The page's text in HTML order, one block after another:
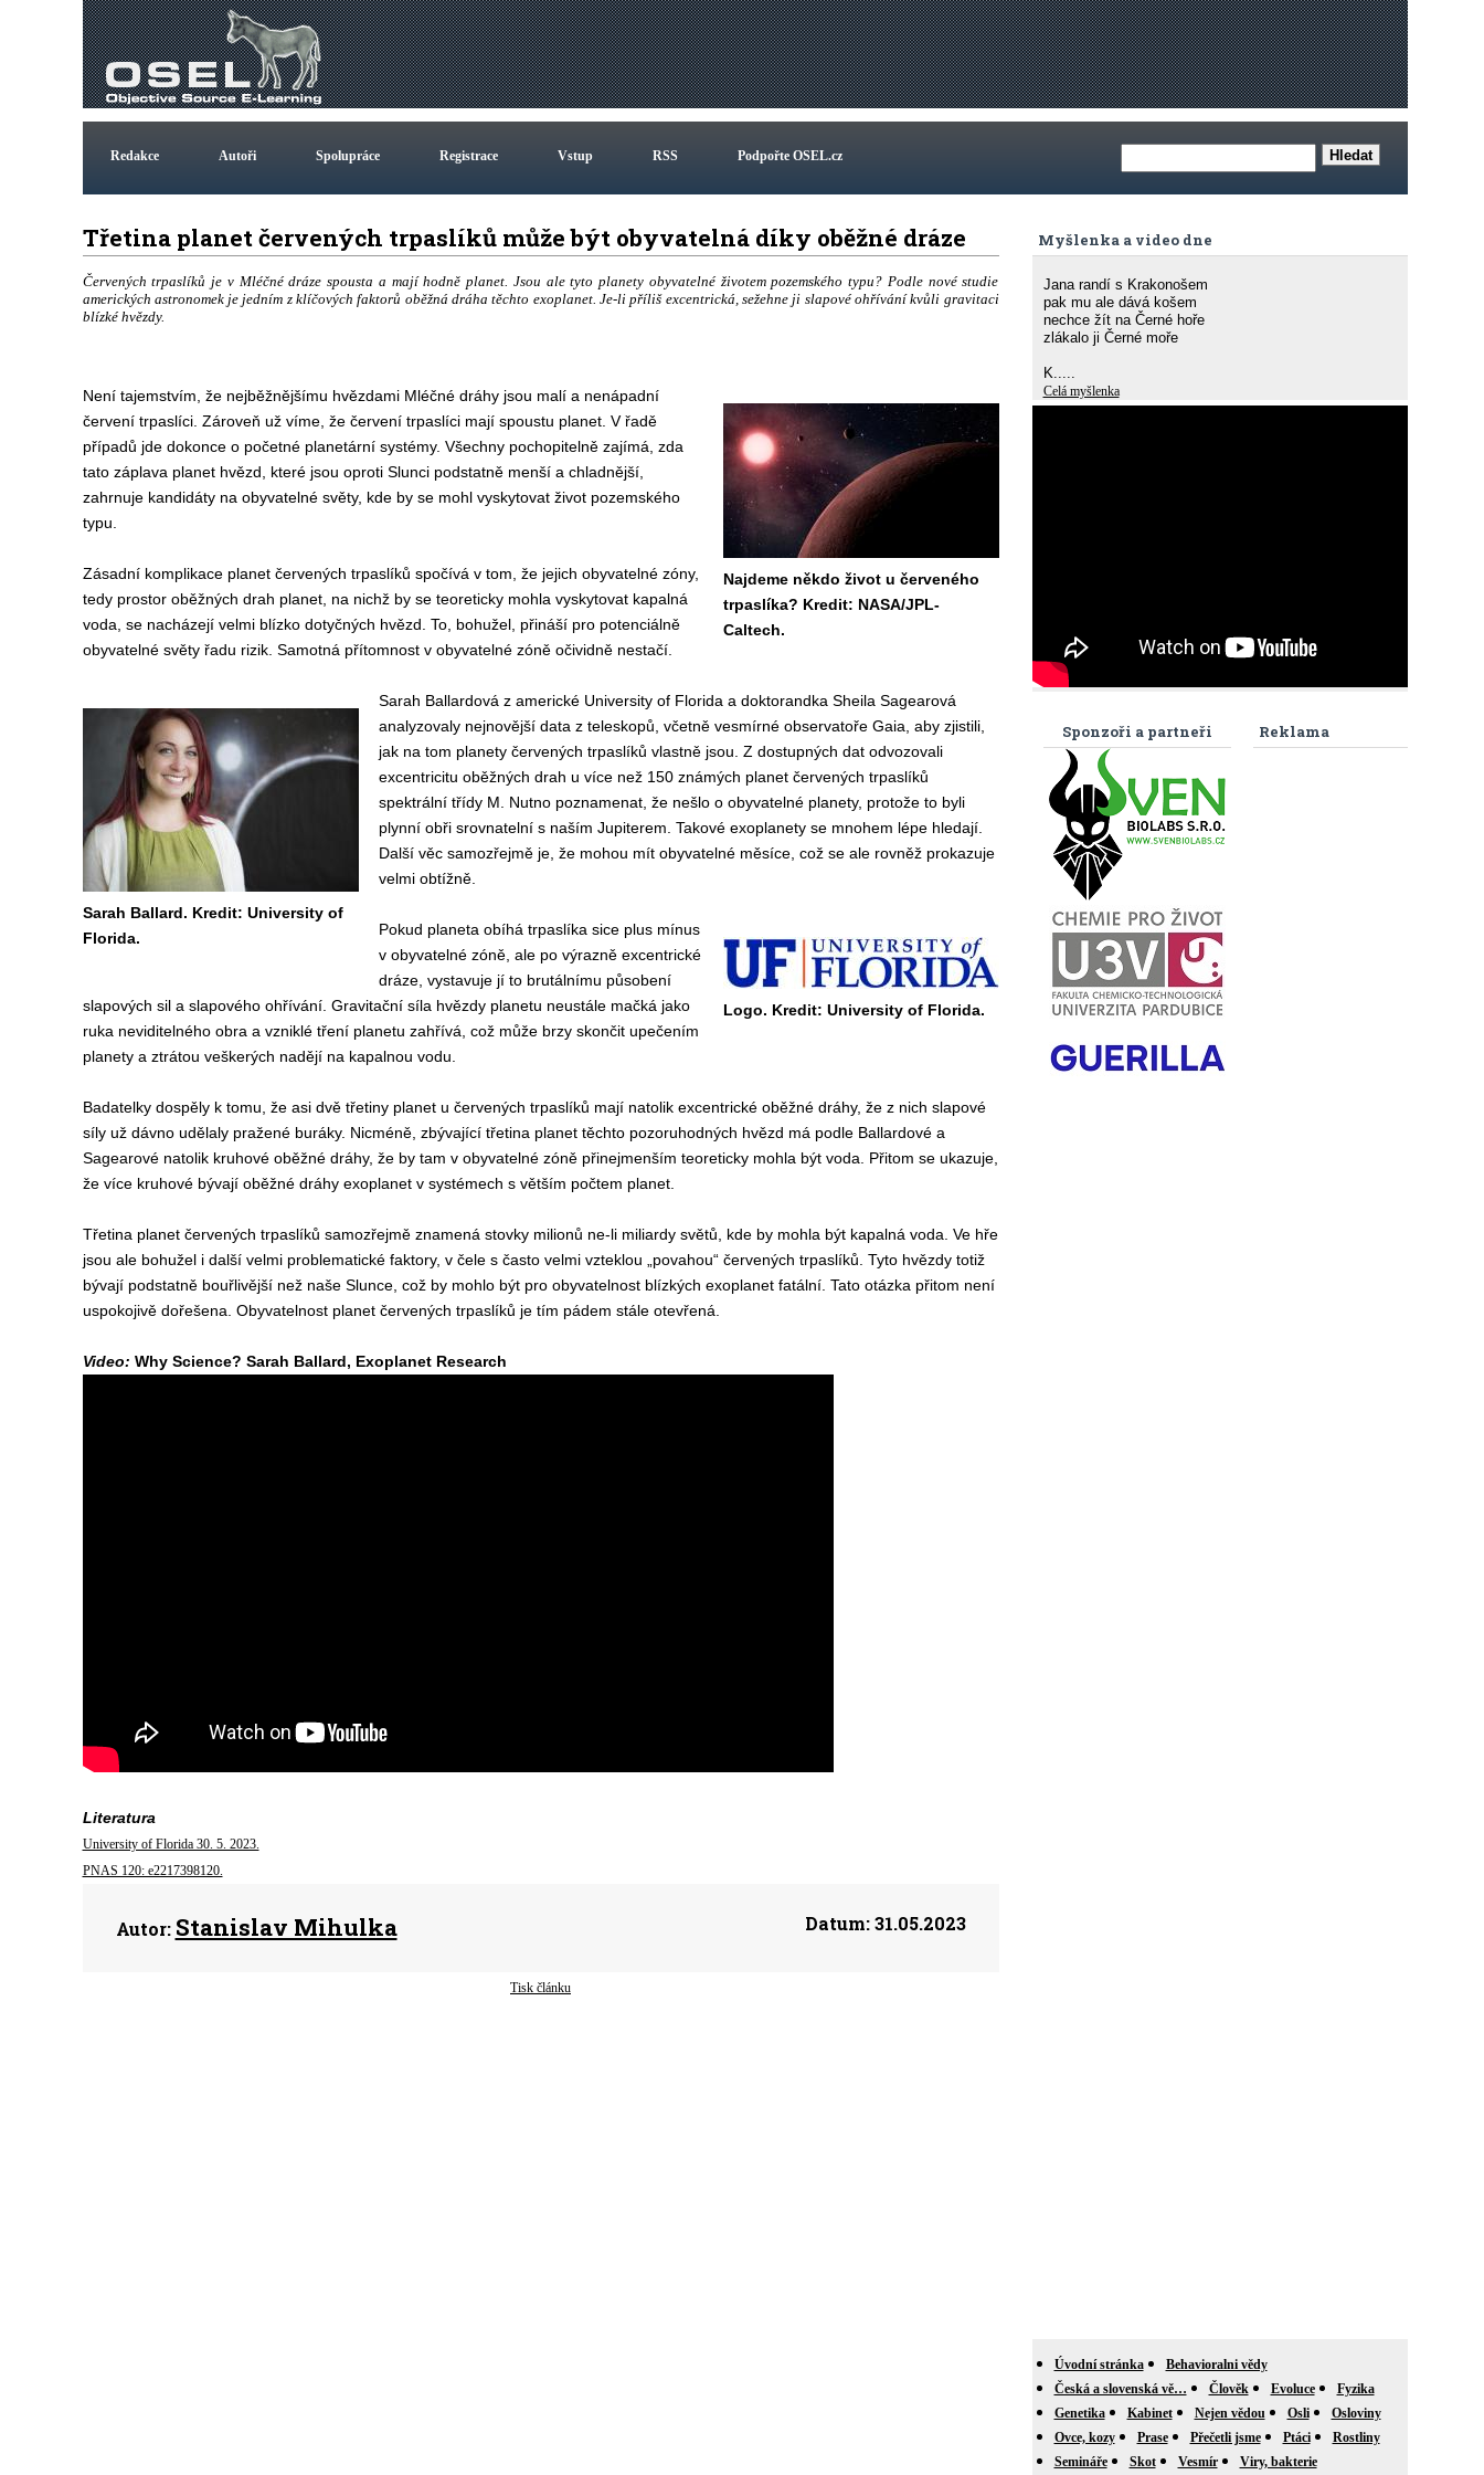
Redakce Autoři Spolupráce Registrace Vstup RSS Podpořte OSEL.cz
Třetina planet červených trpaslíků může být obyvatelná díky oběžné dráze
Červených trpaslíků je v Mléčné dráze spousta a mají hodně planet. Jsou ale tyto planety obyvatelné životem pozemského typu? Podle nové studie
amerických astronomek je jedním z klíčových faktorů oběžná dráha těchto exoplanet. Je-li příliš excentrická, sežehne ji slapové ohřívání kvůli gravitaci
blízké hvězdy.
Najdeme někdo život u červeného
trpaslíka? Kredit: NASA/JPL-
Caltech.
Není tajemstvím, že nejběžnějšímu hvězdami Mléčné dráhy jsou malí a nenápadní
červení trpaslíci. Zároveň už víme, že červení trpaslíci mají spoustu planet. V řadě
případů jde dokonce o početné planetární systémy. Všechny pochopitelně zajímá, zda
tato záplava planet hvězd, které jsou oproti Slunci podstatně menší a chladnější,
zahrnuje kandidáty na obyvatelné světy, kde by se mohl vyskytovat život pozemského
typu.
Zásadní komplikace planet červených trpaslíků spočívá v tom, že jejich obyvatelné zóny,
tedy prostor oběžných drah planet, na nichž by se teoreticky mohla vyskytovat kapalná
voda, se nacházejí velmi blízko dotyčných hvězd. To, bohužel, přináší pro potenciálně
obyvatelné světy řadu rizik. Samotná přítomnost v obyvatelné zóně očividně nestačí.
Sarah Ballard. Kredit: University of
Florida.
Sarah Ballardová z americké University of Florida a doktorandka Sheila Sagearová
analyzovaly nejnovější data z teleskopů, včetně vesmírné observatoře Gaia, aby zjistili,
jak na tom planety červených trpaslíků vlastně jsou. Z dostupných dat odvozovali
excentricitu oběžných drah u více než 150 známých planet červených trpaslíků
spektrální třídy M. Nutno poznamenat, že nešlo o obyvatelné planety, protože to byli
plynní obři srovnatelní s naším Jupiterem. Takové exoplanety se mnohem lépe hledají.
Další věc samozřejmě je, že mohou mít obyvatelné měsíce, což se ale rovněž prokazuje
velmi obtížně.
Logo. Kredit: University of Florida.
Pokud planeta obíhá trpaslíka sice plus mínus
v obyvatelné zóně, ale po výrazně excentrické
dráze, vystavuje jí to brutálnímu působení
slapových sil a slapového ohřívání. Gravitační síla hvězdy planetu neustále mačká jako
ruka neviditelného obra a vzniklé tření planetu zahřívá, což může brzy skončit upečením
planety a ztrátou veškerých nadějí na kapalnou vodu.
Badatelky dospěly k tomu, že asi dvě třetiny planet u červených trpaslíků mají natolik excentrické oběžné dráhy, že z nich slapové
síly už dávno udělaly pražené buráky. Nicméně, zbývající třetina planet těchto pozoruhodných hvězd má podle Ballardové a
Sagearové natolik kruhové oběžné dráhy, že by tam v obyvatelné zóně přinejmenším teoreticky mohla být voda. Přitom se ukazuje,
že více kruhové bývají oběžné dráhy exoplanet v systémech s větším počtem planet.
Třetina planet červených trpaslíků samozřejmě znamená stovky milionů ne-li miliardy světů, kde by mohla být kapalná voda. Ve hře
jsou ale bohužel i další velmi problematické faktory, v čele s často velmi vzteklou „povahou“ červených trpaslíků. Tyto hvězdy totiž
bývají podstatně bouřlivější než naše Slunce, což by mohlo být pro obyvatelnost blízkých exoplanet fatální. Tato otázka přitom není
uspokojivě dořešena. Obyvatelnost planet červených trpaslíků je tím pádem stále otevřená.
Video: Why Science? Sarah Ballard, Exoplanet Research
Literatura
University of Florida 30. 5. 2023.
PNAS 120: e2217398120.
Autor: Stanislav Mihulka Datum:31.05.2023
Tisk článku
Myšlenka a video dne
Jana randí s Krakonošem
pak mu ale dává košem
nechce žít na Černé hoře
zlákalo ji Černé moře
K.....
Celá myšlenka
Reklama
Sponzoři a partneři
Úvodní stránka
Behavioralni vědy
Česká a slovenská vě…
Člověk Evoluce
Fyzika
Genetika
Kabinet Nejen vědou Osli
Osloviny
Ovce, kozy
Prase Přečetli jsme Ptáci
Rostliny
Semináře
Skot Vesmír
Viry, bakterie